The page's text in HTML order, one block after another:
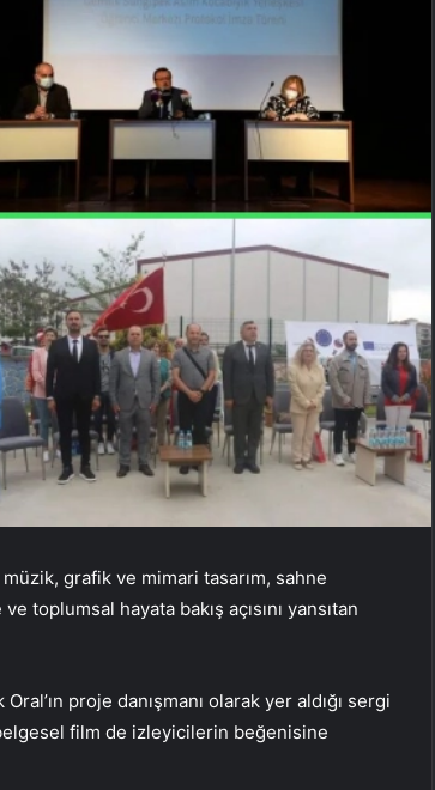
grafik ve mimari tasarım, sahne
hayata bakış açısını yansıtan
proje danışmanı olarak yer aldığı sergi
film de izleyicilerin beğenisine